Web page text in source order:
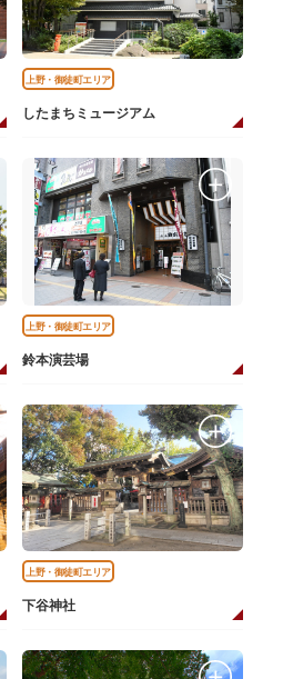
上野・御徒町エリア
したまちミュージアム
上野・御徒町エリア
鈴本演芸場
上野・御徒町エリア
下谷神社